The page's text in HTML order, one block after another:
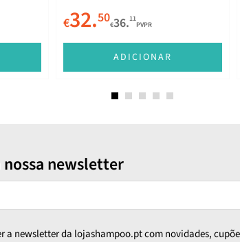
€32.50€36.11
PVPR
ADICIONAR
newsletter
a newsletter da lojashampoo.pt com novidades,